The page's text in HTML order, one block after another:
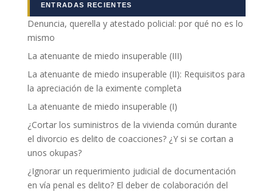
ENTRADAS RECIENTES
Denuncia, querella y atestado policial: por qué no es lo
mismo
La atenuante de miedo insuperable (III)
La atenuante de miedo insuperable (II): Requisitos para
la apreciación de la eximente completa
La atenuante de miedo insuperable (I)
¿Cortar los suministros de la vivienda común durante
el divorcio es delito de coacciones? ¿Y si se cortan a
unos okupas?
¿Ignorar un requerimiento judicial de documentación
en vía penal es delito? El deber de colaboración del